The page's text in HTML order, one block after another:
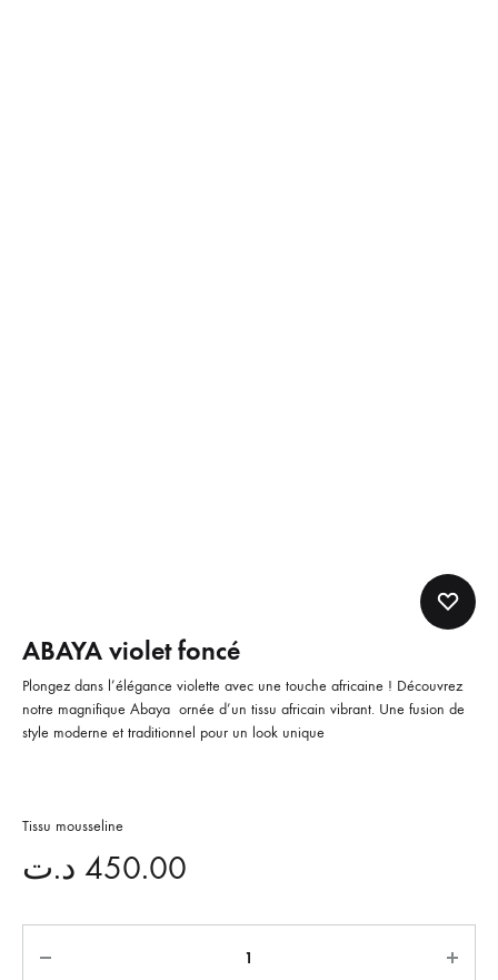
ABAYA violet foncé
Plongez dans l’élégance violette avec une touche africaine ! Découvrez
notre magnifique Abaya ornée d’un tissu africain vibrant. Une fusion de
style moderne et traditionnel pour un look unique
Tissu mousseline
450.00 د.ت